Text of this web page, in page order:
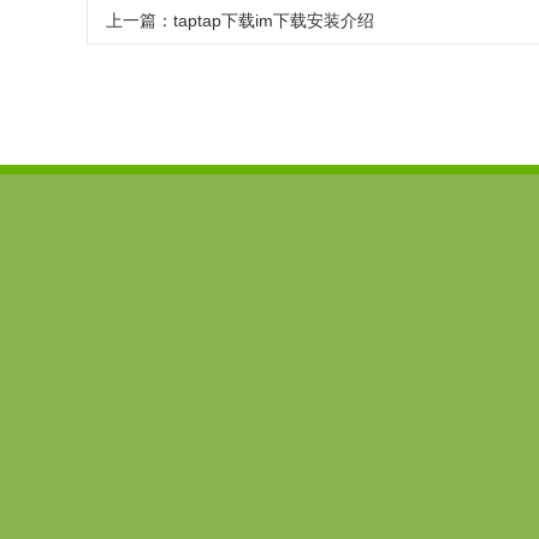
上一篇： taptap下载im下载安装介绍